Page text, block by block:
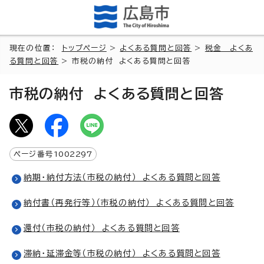
現在の位置： トップページ > よくある質問と回答 > 税金 よくあ
る質問と回答
> 市税の納付 よくある質問と回答
市税の納付 よくある質問と回答
ページ番号 1002297
納期・納付方法（市税の納付） よくある質問と回答
納付書（再発行等）（市税の納付） よくある質問と回答
還付（市税の納付） よくある質問と回答
滞納・延滞金等（市税の納付） よくある質問と回答